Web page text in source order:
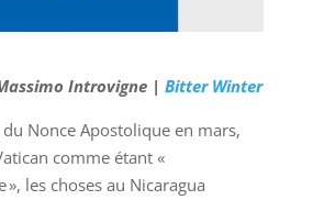
Introvigne | Bitter Winter
Nonce Apostolique en mars,
comme étant «
les choses au Nicaragua